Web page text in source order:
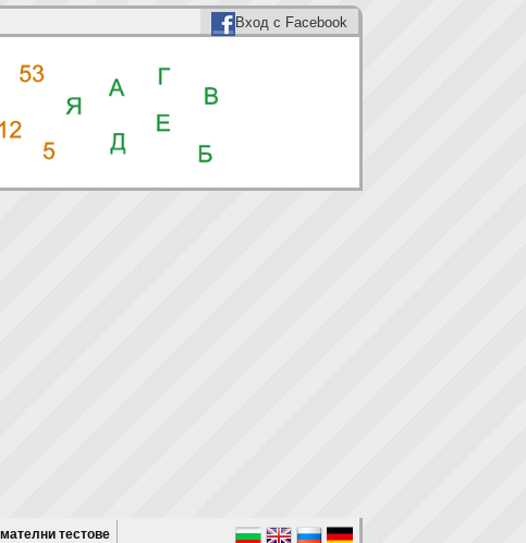
Вход с Facebook
тестове